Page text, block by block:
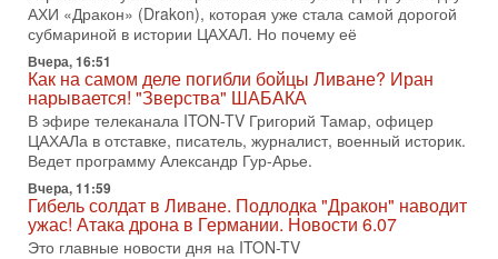
Тайны закрытых дверей: о чём на самом деле
молчат Трамп и Нетаньяху?
Недавний визит премьер-министра Израиля Биньямина
Нетаньяху в США и его встреча с Дональдом Трампом
оставили больше вопросов, чем ответов. Полная
31-07-2026, 15:18
Иран готовит покушение на Нетаниягу! Трамп не
хочет эскалации, но КСИР готовит взрыв!
В эфире телеканала ITON-TV СЕРГЕЙ МИГДАЛЬ, эксперт
по вопросам безопасности, офицер запаса
Международного управления полиции Израиля, автор
АХИ «Дракон» (Drakon), которая уже стала самой дорогой
субмариной в истории ЦАХАЛ. Но почему её
Вчера, 16:51
Как на самом деле погибли бойцы Ливане? Иран
нарывается! "Зверства" ШАБАКА
В эфире телеканала ITON-TV Григорий Тамар, офицер
ЦАХАЛа в отставке, писатель, журналист, военный историк.
Ведет программу Александр Гур-Арье.
Вчера, 11:59
Гибель солдат в Ливане. Подлодка "Дракон" наводит
ужас! Атака дрона в Германии. Новости 6.07
Это главные новости дня на ITON-TV